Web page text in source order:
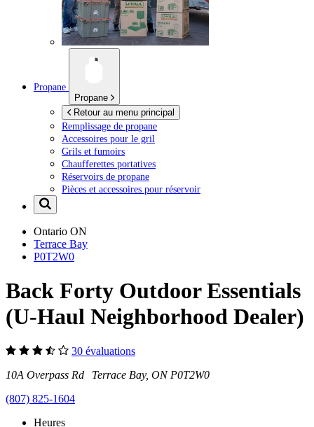
Propane
Propane
Retour au menu principal
Remplissage de propane
Accessoires pour le gril
Grils et fumoirs
Chaufferettes portatives
Réservoirs de propane
Pièces et accessoires pour réservoir
Ontario ON
Terrace Bay
P0T2W0
Back Forty Outdoor Essentials
(U-Haul Neighborhood Dealer)
30 évaluations
10A Overpass Rd Terrace Bay, ON P0T2W0
(807) 825-1604
Heures